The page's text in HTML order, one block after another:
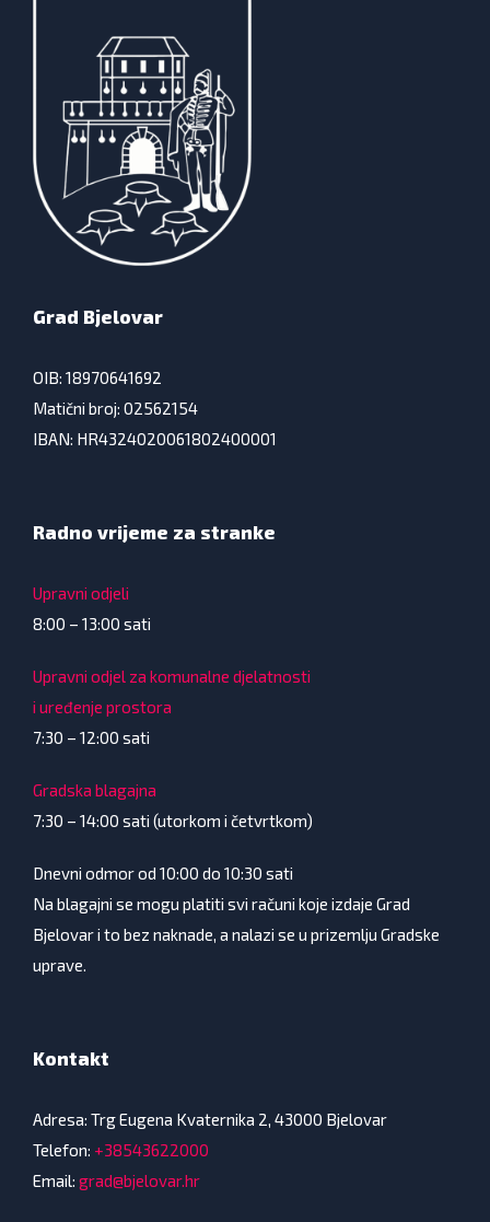
Grad Bjelovar
OIB: 18970641692
Matični broj: 02562154
IBAN: HR4324020061802400001
Radno vrijeme za stranke
Upravni odjeli
8:00 – 13:00 sati
Upravni odjel za komunalne djelatnosti
i uređenje prostora
7:30 – 12:00 sati
Gradska blagajna
7:30 – 14:00 sati (utorkom i četvrtkom)
Dnevni odmor od 10:00 do 10:30 sati
Na blagajni se mogu platiti svi računi koje izdaje Grad
Bjelovar i to bez naknade, a nalazi se u prizemlju Gradske
uprave.
Kontakt
Adresa: Trg Eugena Kvaternika 2, 43000 Bjelovar
Telefon: +38543622000
Email: grad@bjelovar.hr